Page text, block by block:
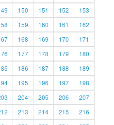
150 151 152
153
159 160 161
162
168 169 170
171
177 178 179
180
186 187 188
189
195 196 197
198
204 205 206
207
213 214 215
216